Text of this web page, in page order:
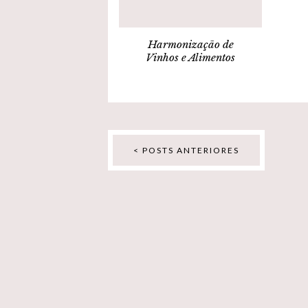
Harmonização de
Vinhos e Alimentos
< POSTS ANTERIORES